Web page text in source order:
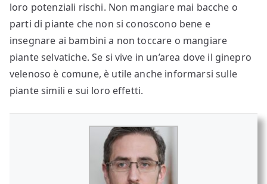
loro potenziali rischi. Non mangiare mai bacche o
parti di piante che non si conoscono bene e
insegnare ai bambini a non toccare o mangiare
piante selvatiche. Se si vive in un’area dove il ginepro
velenoso è comune, è utile anche informarsi sulle
piante simili e sui loro effetti.